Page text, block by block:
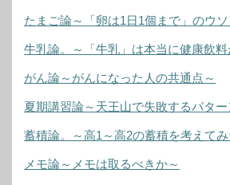
たまご論～「卵は1日1個まで」のウソ
牛乳論。～「牛乳」は本当に健康飲料
がん論～がんになった人の共通点～
夏期講習論～天王山で失敗するパター
蓄積論。～高1～高2の蓄積を考えてみ
メモ論～メモは取るべきか～